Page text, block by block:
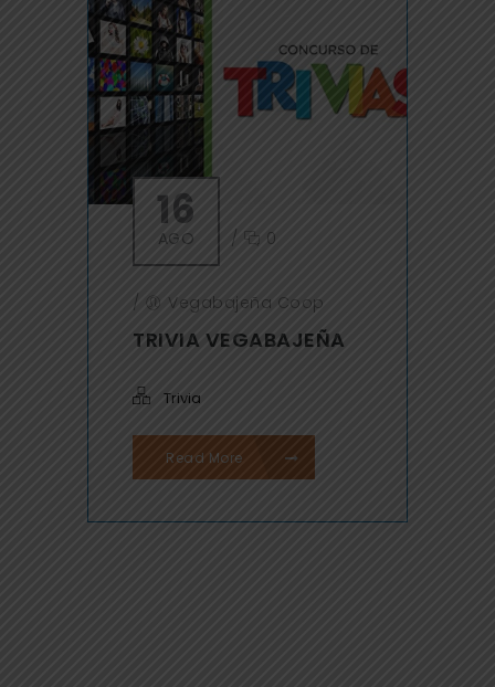
16
AGO / 0
/ Vegabajeña Coop
TRIVIA VEGABAJEÑA
Trivia
Read More